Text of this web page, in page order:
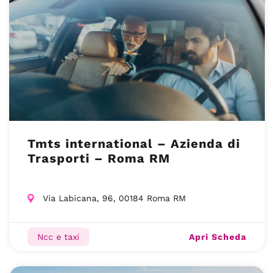
Tmts international – Azienda di
Trasporti – Roma RM
Via Labicana, 96, 00184 Roma RM
Ncc e taxi Apri Scheda